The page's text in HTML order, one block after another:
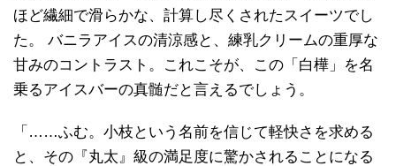
ほど繊細で滑らかな、計算し尽くされたスイーツでし
た。 バニラアイスの清涼感と、練乳クリームの重厚な
甘みのコントラスト。これこそが、この「白樺」を名
乗るアイスバーの真髄だと言えるでしょう。
「……ふむ。小枝という名前を信じて軽快さを求める
と、その『丸太』級の満足度に驚かされることになる